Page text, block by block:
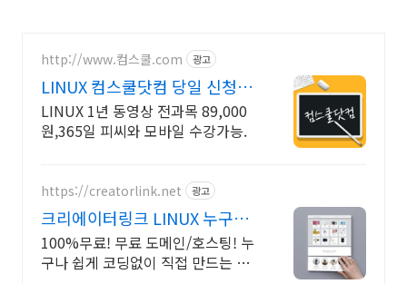
http://www.컴스쿨.com 광고
LINUX 컴스쿨닷컴 당일 신청&
결제시 기프티콘!
LINUX 1년 동영상 전과목 89,000
원,365일 피씨와 모바일 수강가능.
https://creatorlink.net 광고
크리에이터링크 LINUX 누구나
만드는 홈페이지
100%무료! 무료 도메인/호스팅! 누
구나 쉽게 코딩없이 직접 만드는 홈